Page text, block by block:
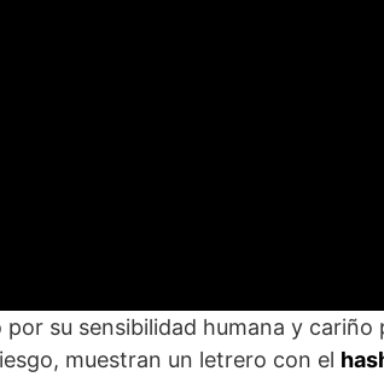
su sensibilidad humana y cariño
muestran un letrero con el